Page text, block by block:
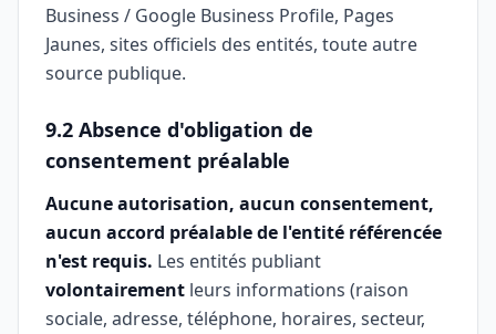
Business / Google Business Profile, Pages
Jaunes, sites officiels des entités, toute autre
source publique.
9.2 Absence d'obligation de
consentement préalable
Aucune autorisation, aucun consentement,
aucun accord préalable de l'entité référencée
n'est requis. Les entités publiant
volontairement leurs informations (raison
sociale, adresse, téléphone, horaires, secteur,